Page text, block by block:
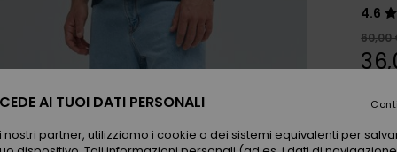
4.6
60,00
Colori
AI TUOI DATI PERSONALI
partner, utilizziamo i cookie o dei sistemi equivalenti per